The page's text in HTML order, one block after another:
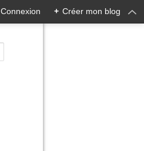
Connexion + Créer mon blog